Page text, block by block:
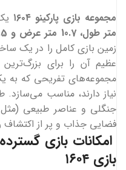
مجموعه بازی پارکینو ۱۶۰۴
متر طول، 10.7 متر عرض و 5.5 متر ارتفاع
زمین بازی کامل را در یک
عظیم آن را برای
مجموعه‌های تفریحی که به
نیاز دارند، مناسب می‌سازد.
جنگلی و عناصر طبیعی
فضایی جذاب و پر از اکتشاف
امکانات بازی
بازی ۱۶۰۴